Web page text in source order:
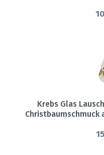
Krebs Glas
Christbaumschmuck